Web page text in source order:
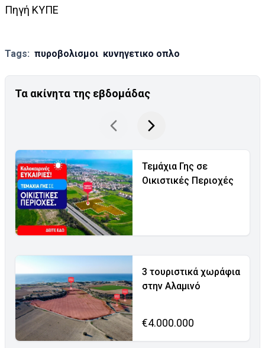
Πηγή ΚΥΠΕ
Tags: πυροβολισμοι κυνηγετικο οπλο
Τα ακίνητα της εβδομάδας
Τεμάχια Γης σε
Οικιστικές Περιοχές
3 τουριστικά χωράφια
στην Αλαμινό
€4.000.000